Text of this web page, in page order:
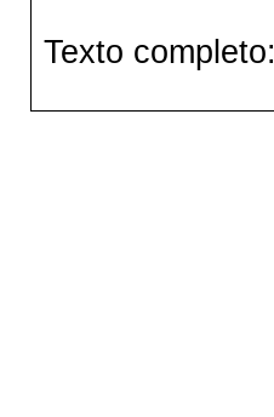
Texto completo: